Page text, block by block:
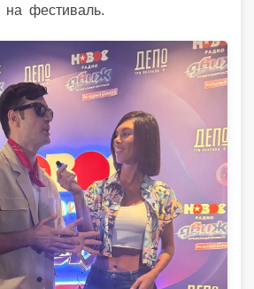
на фестиваль.